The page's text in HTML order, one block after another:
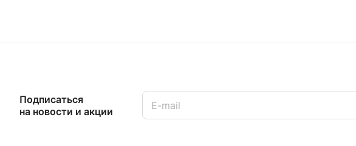
Подписаться
на новости и акции